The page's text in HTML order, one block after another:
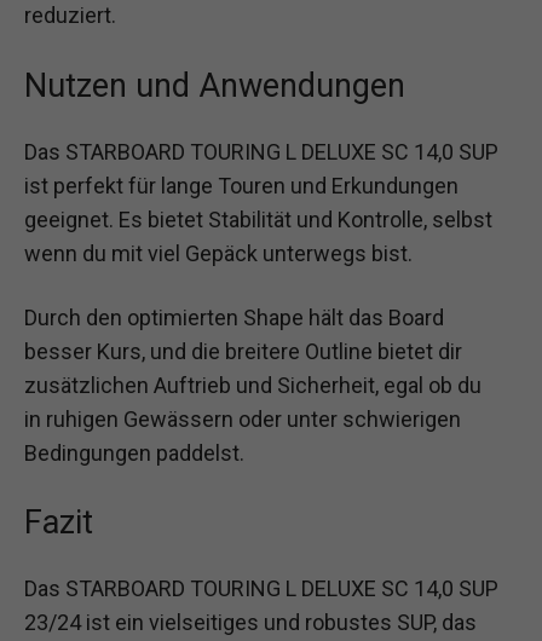
reduziert.
Nutzen und Anwendungen
Das STARBOARD TOURING L DELUXE SC 14,0 SUP
ist perfekt für lange Touren und Erkundungen
geeignet. Es bietet Stabilität und Kontrolle, selbst
wenn du mit viel Gepäck unterwegs bist.
Durch den optimierten Shape hält das Board
besser Kurs, und die breitere Outline bietet dir
zusätzlichen Auftrieb und Sicherheit, egal ob du
in ruhigen Gewässern oder unter schwierigen
Bedingungen paddelst.
Fazit
Das STARBOARD TOURING L DELUXE SC 14,0 SUP
23/24 ist ein vielseitiges und robustes SUP, das